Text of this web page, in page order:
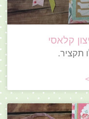
קלאסי
תקציר.